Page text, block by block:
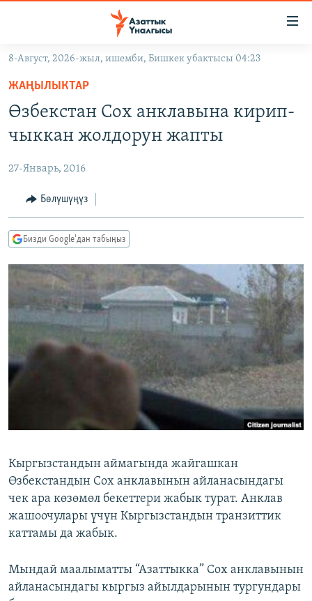
Навигацияга
өтүңүз
Издөөгө
салыңыз
КЫРГЫЗСТАН
ЭКОНОМИКА
МАДАНИЯТ
БОРБОР АЗИЯ
АТАЙЫН ИЛИКТӨӨ
ТВ ПРОГРАММАЛАР
ЭКСПЕРТТЕР ТАЛДАЙТ
БИЗ ЖАНА ДҮЙНӨ
ДАНИСТЕ
ЭЖЕ-СИҢДИЛЕР
АЗАТТЫК+
ӨЗГӨЧӨ ПИКИР
Русский
ОНЛАЙН ШЕРИНЕ
ЭЕ/АРнун бардык сайттары
8-Август, 2026-жыл, ишемби, Бишкек убактысы 04:23
ЖАҢЫЛЫКТАР
Өзбекстан Сох анклавына кирип-
чыккан жолдорун жапты
27-Январь, 2016
Бөлүшүңүз
Бизди Google'дан табыңыз
Кыргызстандын аймагында жайгашкан
Өзбекстандын Сох анклавынын айланасындагы
чек ара көзөмөл бекеттери жабык турат. Анклав
жашоочулары үчүн Кыргызстандын транзиттик
каттамы да жабык.
Мындай маалыматты “Азаттыкка” Сох анклавынын
айланасындагы кыргыз айылдарынын тургундары